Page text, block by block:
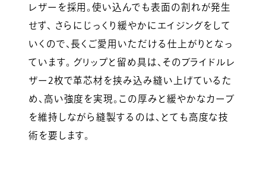
レザーを採用。使い込んでも表面の割れが発生
せず、 さらにじっくり緩やかにエイジングをして
いくので、長くご愛用いただける仕上がりとなっ
ています。 グリップと留め具は、そのブライドルレ
ザー2枚で革芯材を挟み込み縫い上げているた
め、高い強度を実現。この厚みと緩やかなカーブ
を維持しながら縫製するのは、とても高度な技
術を要します。